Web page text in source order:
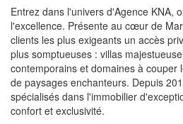
Entrez dans l'univers d'Agence KNA,
l'excellence. Présente au cœur de
clients les plus exigeants un accès
plus somptueuses : villas
contemporains et domaines à couper
de paysages enchanteurs. Depuis
spécialisés dans l'immobilier
confort et exclusivité.